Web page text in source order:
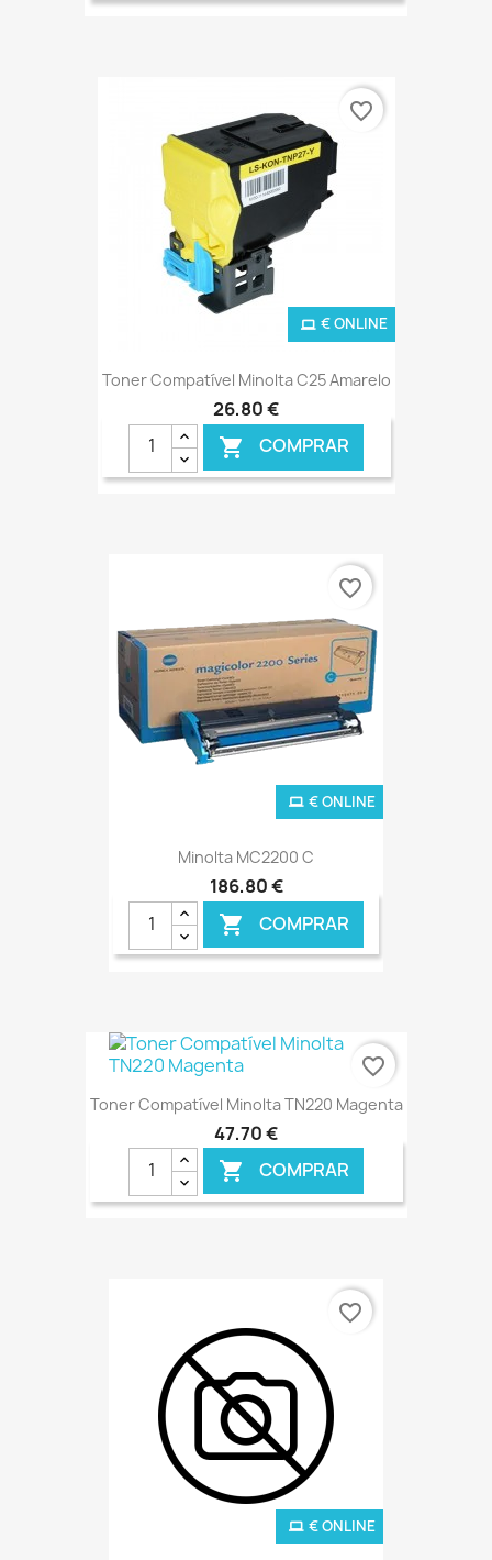
Toner Compatível Minolta C25 Amarelo
26,80 €
 COMPRAR
€ ONLINE
favorite_border
Minolta MC2200 C
186,80 €
 COMPRAR
€ ONLINE
favorite_border
Toner Compatível Minolta TN220 Magenta
47,70 €
 COMPRAR
favorite_border
€ ONLINE
favorite_border